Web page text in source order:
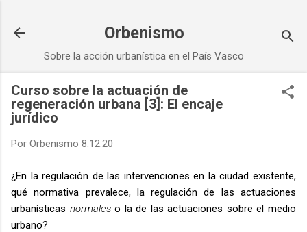
Orbenismo
Sobre la acción urbanística en el País Vasco
Curso sobre la actuación de
regeneración urbana [3]: El encaje
jurídico
Por Orbenismo 8.12.20
¿En la regulación de las intervenciones en la ciudad existente,
qué normativa prevalece, la regulación de las actuaciones
urbanísticas normaleso la de las actuaciones sobre el medio
urbano?